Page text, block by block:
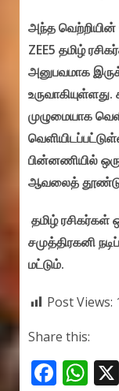
அந்த வெற்றியின்
ZEE5 தமிழ்
அனுபவமாக
முழுமையாக
பின்னணியில்
ஆவலைத்
தமிழ் ரசிகர்கள்
சமுத்திரகனி
மட்டும்.
Post Views:
Share this:
F W